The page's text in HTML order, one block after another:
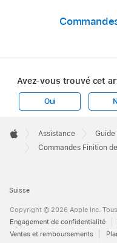
Avez-vous trouvé cet
Oui
Footer

Apple
Assistance
Guide
Commandes Finition
Suisse
Copyright © 2026 Apple Inc.
Engagement de confidentialité
Ventes et remboursements